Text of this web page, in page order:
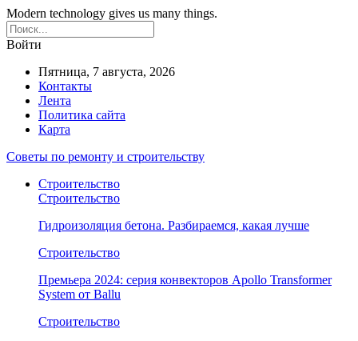
Modern technology gives us many things.
Войти
Пятница, 7 августа, 2026
Контакты
Лента
Политика сайта
Карта
Советы по ремонту и строительству
Строительство
Строительство
Гидроизоляция бетона. Разбираемся, какая лучше
Строительство
Премьера 2024: серия конвекторов Apollo Transformer
System от Ballu
Строительство